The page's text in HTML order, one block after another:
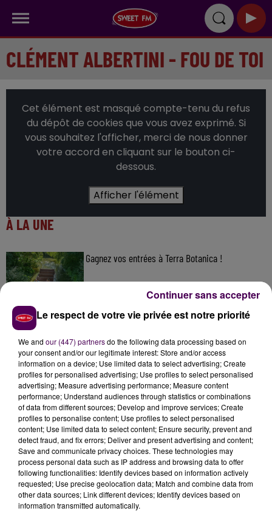
CLÉMENT ALBERTINI - FOU DE TOI
Cet élément est masqué compte-tenu du refus
du dépôt de cookies que vous avez exprimé. Si
vous souhaitez l'afficher, merci de nous donner
votre accord en cliquant sur le bouton ci-
dessous.
Afficher l'élément
À LA UNE
Gagnez vos entrées à Terra Botanica !
Inscrivez-vous au casting The Voice & The Voice
Honfleur : réouverture du quai Sainte-Catherine le
8 août
DERNIERS TITRES
Le respect de votre vie privée est notre priorité
We and our (447) partnersdo the following data processing based on
your consent and/or our legitimate interest: Store and/or access
information on a device; Use limited data to select advertising; Create
profiles for personalised advertising; Use profiles to select personalised
advertising; Measure advertising performance; Measure content
performance; Understand audiences through statistics or combinations
of data from different sources; Develop and improve services; Create
profiles to personalise content; Use profiles to select personalised
content; Use limited data to select content; Ensure security, prevent and
detect fraud, and fix errors; Deliver and present advertising and content;
Save and communicate privacy choices. These technologies may
process personal data such as IP address and browsing data to offer
following functionalities: Identify devices based on information actively
requested; Use precise geolocation data; Match and combine data from
other data sources; Link different devices; Identify devices based on
information transmitted automatically.
Continuer sans accepter